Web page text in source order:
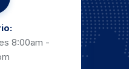
8:00am -